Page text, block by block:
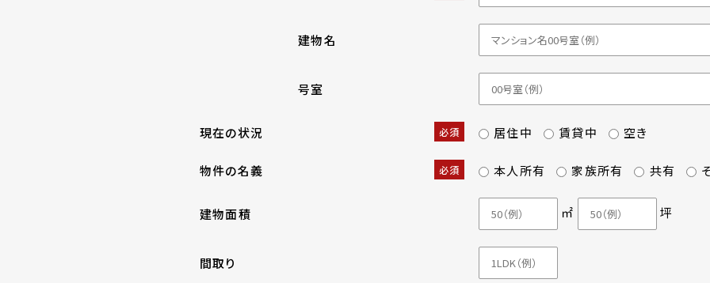
建物名
号室
現在の状況 必須 居住中 賃貸中 空き
物件の名義 必須 本人所有 家族所有 共有
建物面積 ㎡ 坪
間取り